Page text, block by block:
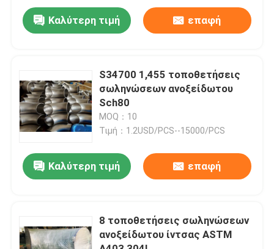
Γύρος εργοστασίων
Company News
Τοποθετήσεις σωληνώσεων ανοξείδωτου
φλάντζα σωλήνων ανοξείδωτου
γράμμα Τ σωλήνων ανοξείδωτου
Καλύτερη τιμή επαφή
S34700 1,455 τοποθετήσεις
σωληνώσεων ανοξείδωτου
Sch80
MOQ：10
Τιμή：1.2USD/PCS--15000/PCS
Καλύτερη τιμή επαφή
8 τοποθετήσεις σωληνώσεων
ανοξείδωτου ίντσας ASTM